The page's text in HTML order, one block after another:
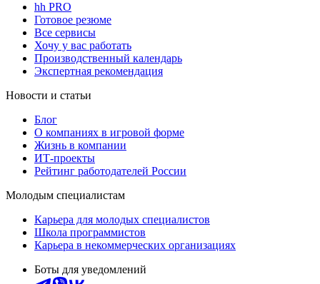
hh PRO
Готовое резюме
Все сервисы
Хочу у вас работать
Производственный календарь
Экспертная рекомендация
Новости и статьи
Блог
О компаниях в игровой форме
Жизнь в компании
ИТ-проекты
Рейтинг работодателей России
Молодым специалистам
Карьера для молодых специалистов
Школа программистов
Карьера в некоммерческих организациях
Боты для уведомлений